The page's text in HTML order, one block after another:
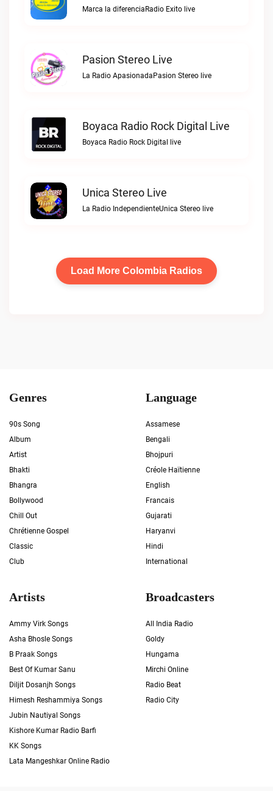
Marca la diferenciaRadio Exito live
Pasion Stereo Live
La Radio ApasionadaPasion Stereo live
Boyaca Radio Rock Digital Live
Boyaca Radio Rock Digital live
Unica Stereo Live
La Radio IndependienteUnica Stereo live
Load More Colombia Radios
Genres
90s Song
Album
Artist
Bhakti
Bhangra
Bollywood
Chill Out
Chrétienne Gospel
Classic
Club
Language
Assamese
Bengali
Bhojpuri
Créole Haïtienne
English
Francais
Gujarati
Haryanvi
Hindi
International
Artists
Ammy Virk Songs
Asha Bhosle Songs
B Praak Songs
Best Of Kumar Sanu
Diljit Dosanjh Songs
Himesh Reshammiya Songs
Jubin Nautiyal Songs
Kishore Kumar Radio Barfi
KK Songs
Lata Mangeshkar Online Radio
Broadcasters
All India Radio
Goldy
Hungama
Mirchi Online
Radio Beat
Radio City